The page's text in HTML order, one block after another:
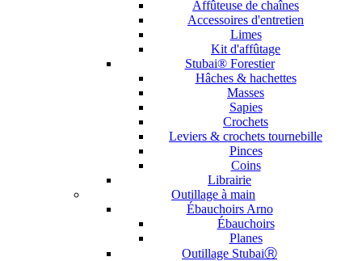
Affûteuse de chaînes
Accessoires d'entretien
Limes
Kit d'affûtage
Stubai® Forestier
Hâches & hachettes
Masses
Sapies
Crochets
Leviers & crochets tournebille
Pinces
Coins
Librairie
Outillage à main
Ébauchoirs Arno
Ébauchoirs
Planes
Outillage StubaiⓇ